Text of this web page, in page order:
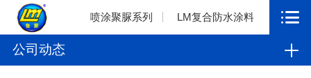
喷涂聚脲系列 LM复合防水涂料
公司动态